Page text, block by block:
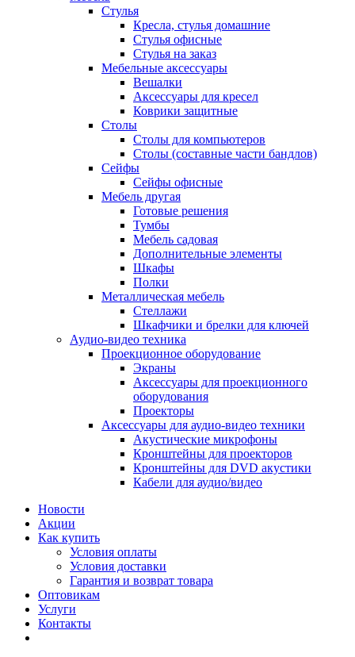
Стулья
Кресла, стулья домашние
Стулья офисные
Стулья на заказ
Мебельные аксессуары
Вешалки
Аксессуары для кресел
Коврики защитные
Столы
Столы для компьютеров
Столы (составные части бандлов)
Сейфы
Сейфы офисные
Мебель другая
Готовые решения
Тумбы
Мебель садовая
Дополнительные элементы
Шкафы
Полки
Металлическая мебель
Стеллажи
Шкафчики и брелки для ключей
Аудио-видео техника
Проекционное оборудование
Экраны
Аксессуары для проекционного
оборудования
Проекторы
Аксессуары для аудио-видео техники
Акустические микрофоны
Кронштейны для проекторов
Кронштейны для DVD акустики
Кабели для аудио/видео
Новости
Акции
Как купить
Условия оплаты
Условия доставки
Гарантия и возврат товара
Оптовикам
Услуги
Контакты